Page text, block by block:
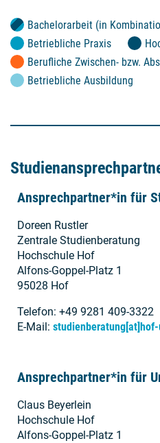
Bachelorarbeit (in
Betriebliche Praxis
Berufliche Zwischen- bzw.
Betriebliche Ausbildung
Ansprechpartner*in für
Doreen Rustler
Zentrale Studienberatung
Hochschule Hof
Alfons-Goppel-Platz 1
95028 Hof
Telefon: +49 9281 409-3322
E-Mail:
Ansprechpartner*in für
Claus Beyerlein
Hochschule Hof
Alfons-Goppel-Platz 1